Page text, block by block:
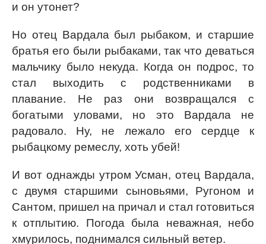
и он утонет?
Но отец Вардала был рыбаком, и старшие
братья его были рыбаками, так что деваться
мальчику было некуда. Когда он подрос, то
стал выходить с родственниками в
плавание. Не раз они возвращался с
богатыми уловами, но это Вардала не
радовало. Ну, не лежало его сердце к
рыбацкому ремеслу, хоть убей!
И вот однажды утром Усман, отец Вардала,
с двумя старшими сыновьями, Ругоном и
Сантом, пришел на причал и стал готовиться
к отплытию. Погода была неважная, небо
хмурилось, поднимался сильный ветер.